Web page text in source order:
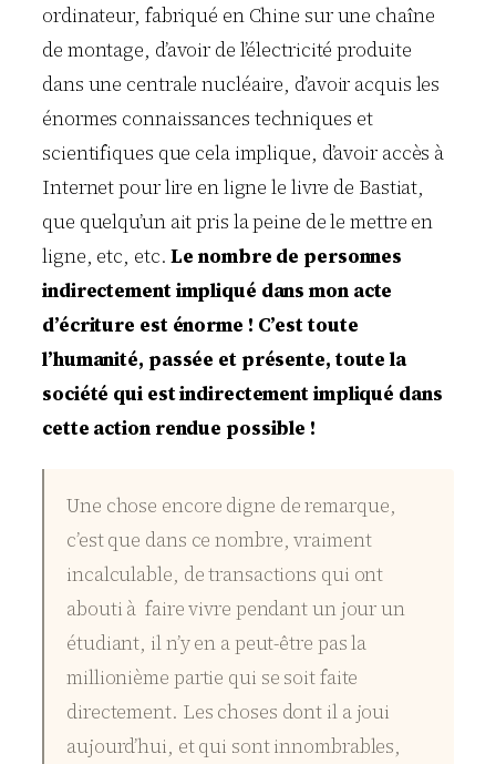
ordinateur, fabriqué en Chine sur une chaîne
de montage, d’avoir de l’électricité produite
dans une centrale nucléaire, d’avoir acquis les
énormes connaissances techniques et
scientifiques que cela implique, d’avoir accès à
Internet pour lire en ligne le livre de Bastiat,
que quelqu’un ait pris la peine de le mettre en
ligne, etc, etc.Le nombre de personnes
indirectement impliqué dans mon acte
d’écriture est énorme ! C’est toute
l’humanité, passée et présente, toute la
société qui est indirectement impliqué dans
cette action rendue possible !
Une chose encore digne de remarque,
c’est que dans ce nombre, vraiment
incalculable, de transactions qui ont
abouti à faire vivre pendant un jour un
étudiant, il n’y en a peut-être pas la
millionième partie qui se soit faite
directement. Les choses dont il a joui
aujourd’hui, et qui sont innombrables,